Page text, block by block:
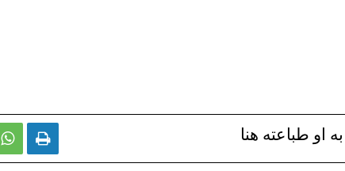
او طباعته هنا  